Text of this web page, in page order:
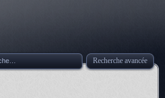
Recherche avancée